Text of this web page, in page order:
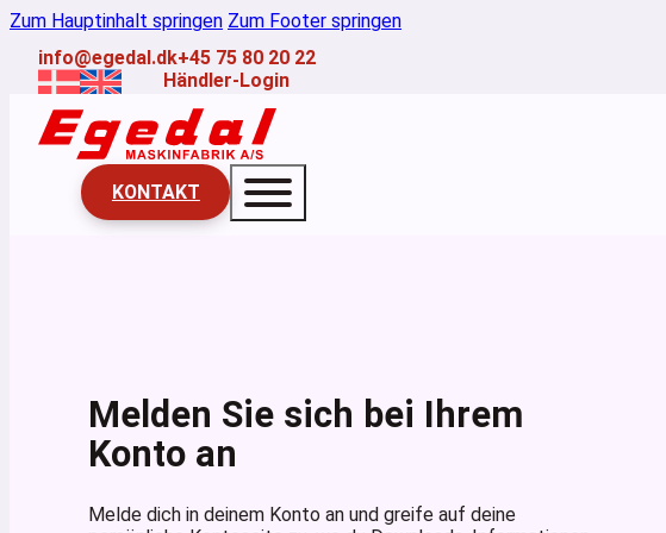
Zum Hauptinhalt springen Zum Footer springen
info@egedal.dk+45 75 80 20 22
Händler-Login
KONTAKT
Melden Sie sich bei Ihrem
Konto an
Melde dich in deinem Konto an und greife auf deine